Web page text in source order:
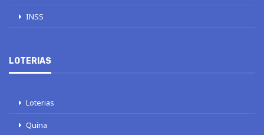
INSS
LOTERIAS
Loterias
Quina